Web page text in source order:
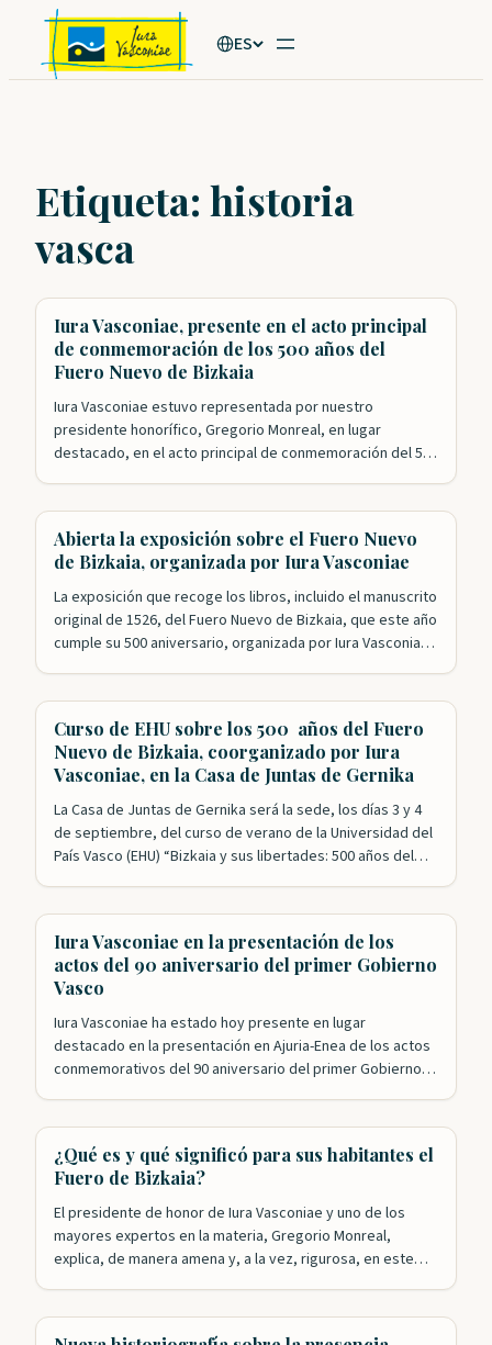
Saltar
contenido
ES
Etiqueta: historia
vasca
Iura Vasconiae, presente en el acto principal
de conmemoración de los 500 años del
Fuero Nuevo de Bizkaia
Iura Vasconiae estuvo representada por nuestro
presidente honorífico, Gregorio Monreal, en lugar
destacado, en el acto principal de conmemoración del 500
primero de ellos con el exitoso…
Abierta la exposición sobre el Fuero Nuevo
de Bizkaia, organizada por Iura Vasconiae
La exposición que recoge los libros, incluido el manuscrito
original de 1526, del Fuero Nuevo de Bizkaia, que este año
cumple su 500 aniversario, organizada por Iura Vasconiae,
Curso de EHU sobre los 500 años del Fuero
Nuevo de Bizkaia, coorganizado por Iura
Vasconiae, en la Casa de Juntas de Gernika
La Casa de Juntas de Gernika será la sede, los días 3 y 4
de septiembre, del curso de verano de la Universidad del
País Vasco (EHU) “Bizkaia y sus libertades: 500 años del
Iura Vasconiae en la presentación de los
actos del 90 aniversario del primer Gobierno
Vasco
Iura Vasconiae ha estado hoy presente en lugar
destacado en la presentación en Ajuria-Enea de los actos
conmemorativos del 90 aniversario del primer Gobierno
presidido por José Antonio Agirre en la…
¿Qué es y qué significó para sus habitantes el
Fuero de Bizkaia?
El presidente de honor de Iura Vasconiae y uno de los
mayores expertos en la materia, Gregorio Monreal,
explica, de manera amena y, a la vez, rigurosa, en este